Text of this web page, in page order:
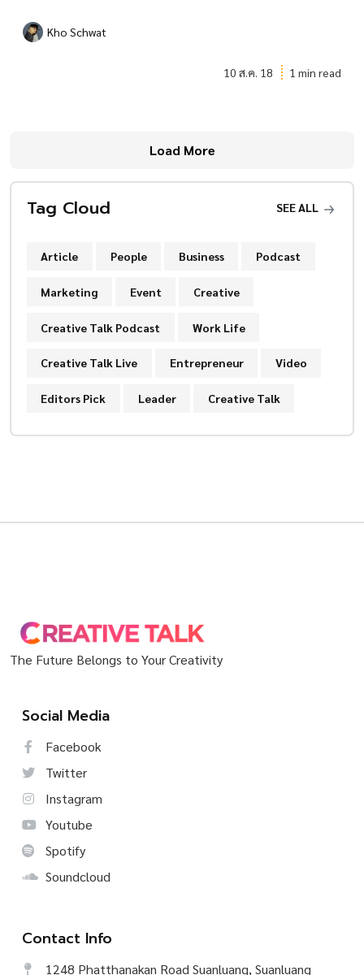
Kho Schwat
10 ส.ค. 18 1 min read
Load More
Tag Cloud SEE ALL
Article People Business Podcast
Marketing Event Creative
Creative Talk Podcast Work Life
Creative Talk Live Entrepreneur Video
Editors Pick Leader Creative Talk
The Future Belongs to Your Creativity
Social Media
Facebook
Twitter
Instagram
Youtube
Spotify
Soundcloud
Contact Info
1248 Phatthanakan Road Suanluang, Suanluang